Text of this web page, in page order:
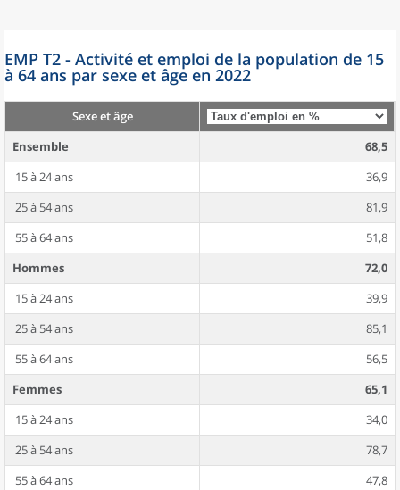
EMP T2 - Activité et emploi de la population de 15
à 64 ans par sexe et âge en 2022
Sexe et âge
Ensemble
68,5
15 à 24 ans
36,9
25 à 54 ans
81,9
55 à 64 ans
51,8
Hommes
72,0
15 à 24 ans
39,9
25 à 54 ans
85,1
55 à 64 ans
56,5
Femmes
65,1
15 à 24 ans
34,0
25 à 54 ans
78,7
55 à 64 ans
47,8